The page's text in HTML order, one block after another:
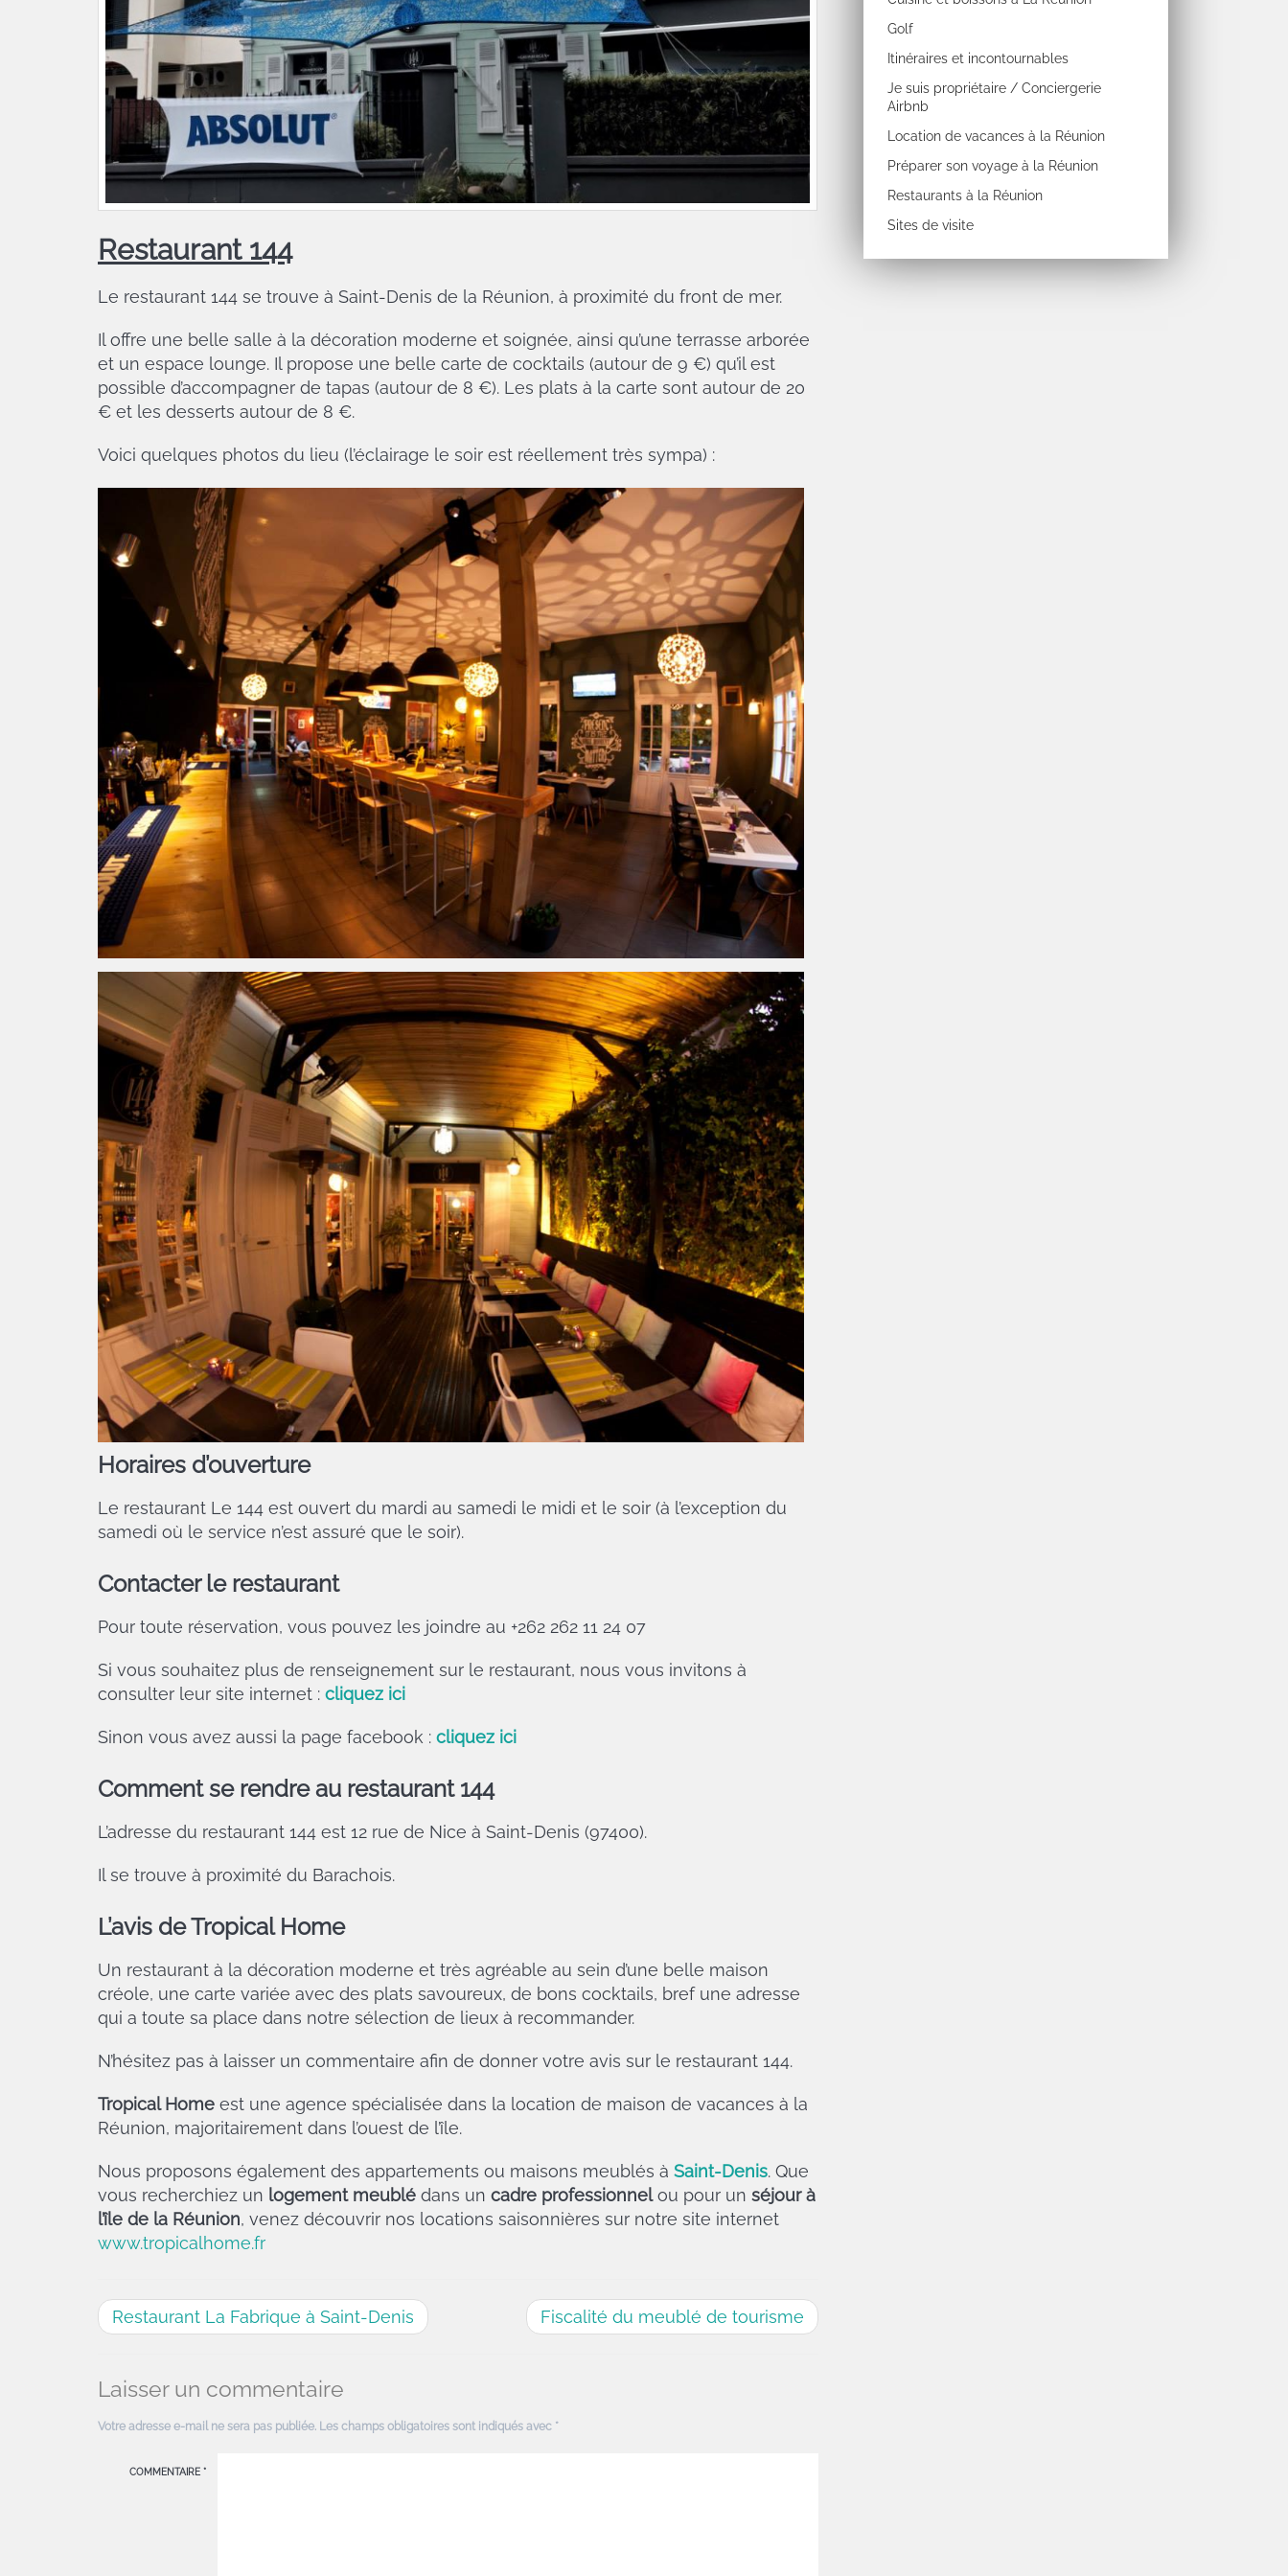
Restaurant 144
Le restaurant 144 se trouve à Saint-Denis de la Réunion, à proximité du front de mer.
Il offre une belle salle à la décoration moderne et soignée, ainsi qu’une terrasse arborée
et un espace lounge. Il propose une belle carte de cocktails (autour de 9 €) qu’il est
possible d’accompagner de tapas (autour de 8 €). Les plats à la carte sont autour de 20
€ et les desserts autour de 8 €.
Voici quelques photos du lieu (l’éclairage le soir est réellement très sympa) :
Horaires d’ouverture
Le restaurant Le 144 est ouvert du mardi au samedi le midi et le soir (à l’exception du
samedi où le service n’est assuré que le soir).
Contacter le restaurant
Pour toute réservation, vous pouvez les joindre au +262 262 11 24 07
Si vous souhaitez plus de renseignement sur le restaurant, nous vous invitons à
consulter leur site internet : cliquez ici
Sinon vous avez aussi la page facebook : cliquez ici
Comment se rendre au restaurant 144
L’adresse du restaurant 144 est 12 rue de Nice à Saint-Denis (97400).
Il se trouve à proximité du Barachois.
L’avis de Tropical Home
Un restaurant à la décoration moderne et très agréable au sein d’une belle maison
créole, une carte variée avec des plats savoureux, de bons cocktails, bref une adresse
qui a toute sa place dans notre sélection de lieux à recommander.
N’hésitez pas à laisser un commentaire afin de donner votre avis sur le restaurant 144.
Tropical Home est une agence spécialisée dans la location de maison de vacances à la
Réunion, majoritairement dans l’ouest de l’île.
Nous proposons également des appartements ou maisons meublés à Saint-Denis. Que
vous recherchiez un logement meublé dans un cadre professionnelou pour un séjour à
l’île de la Réunion, venez découvrir nos locations saisonnières sur notre site internet
www.tropicalhome.fr
Restaurant La Fabrique à Saint-Denis Fiscalité du meublé de tourisme
Laisser un commentaire
Votre adresse e-mail ne sera pas publiée. Les champs obligatoires sont indiqués avec *
COMMENTAIRE *
Golf
Itinéraires et incontournables
Je suis propriétaire / Conciergerie
Airbnb
Location de vacances à la Réunion
Préparer son voyage à la Réunion
Restaurants à la Réunion
Sites de visite